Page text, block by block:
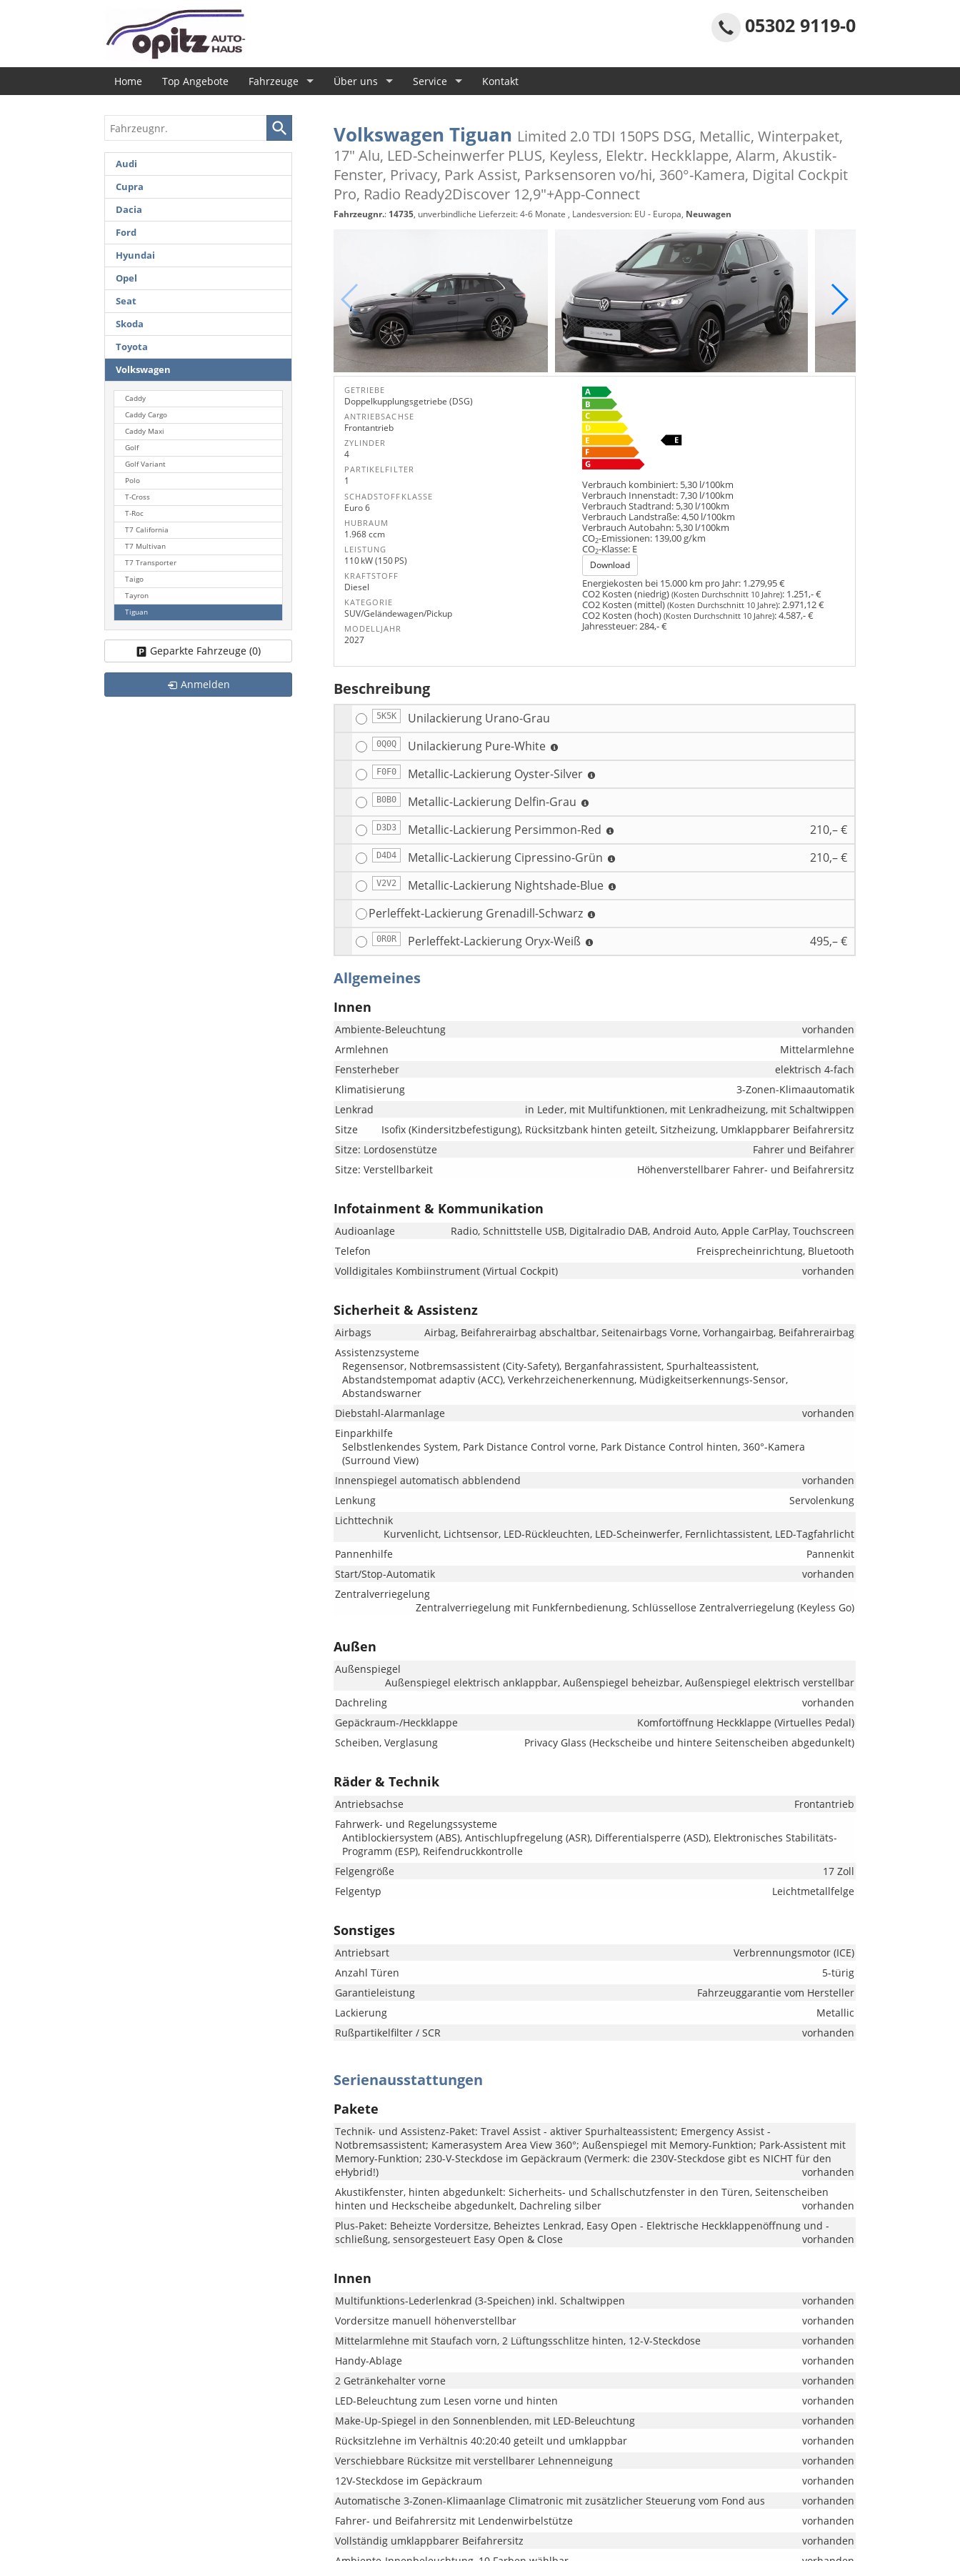
05302 9119-0
Home Top Angebote Fahrzeuge Über uns Service Kontakt
Volkswagen Tiguan Limited 2.0 TDI 150PS DSG, Metallic, Winterpaket,
17" Alu, LED-Scheinwerfer PLUS, Keyless, Elektr. Heckklappe, Alarm, Akustik-
Fenster, Privacy, Park Assist, Parksensoren vo/hi, 360°-Kamera, Digital Cockpit
Pro, Radio Ready2Discover 12,9"+App-Connect
Fahrzeugnr.: 14735, unverbindliche Lieferzeit: 4-6 Monate , Landesversion: EU - Europa, Neuwagen
GETRIEBE
Doppelkupplungsgetriebe (DSG)
ANTRIEBSACHSE
Frontantrieb
ZYLINDER
4
PARTIKELFILTER
1
SCHADSTOFFKLASSE
Euro 6
HUBRAUM
1.968 ccm
LEISTUNG
110 kW (150 PS)
KRAFTSTOFF
Diesel
KATEGORIE
SUV/Geländewagen/Pickup
MODELLJAHR
2027
Verbrauch kombiniert: 5,30 l/100km
Verbrauch Innenstadt:7,30 l/100km
Verbrauch Stadtrand: 5,30 l/100km
Verbrauch Landstraße:4,50 l/100km
Verbrauch Autobahn: 5,30 l/100km
CO2-Emissionen: 139,00 g/km
CO2-Klasse: E
Download
Energiekosten bei 15.000 km pro Jahr: 1.279,95 €
CO2 Kosten (niedrig)(Kosten Durchschnitt 10 Jahre): 1.251,- €
CO2 Kosten (mittel)(Kosten Durchschnitt 10 Jahre):2.971,12 €
CO2 Kosten (hoch)(Kosten Durchschnitt 10 Jahre):4.587,- €
Jahressteuer:284,- €
Beschreibung
5K5K Unilackierung Urano-Grau
0Q0Q Unilackierung Pure-White
F0F0 Metallic-Lackierung Oyster-Silver
B0B0 Metallic-Lackierung Delfin-Grau
D3D3 Metallic-Lackierung Persimmon-Red 210,– €
D4D4 Metallic-Lackierung Cipressino-Grün 210,– €
V2V2
Metallic-Lackierung Nightshade-Blue
Perleffekt-Lackierung Grenadill-Schwarz
0R0R Perleffekt-Lackierung Oryx-Weiß 495,– €
Allgemeines
Innen
Ambiente-Beleuchtung
vorhanden
Armlehnen
Mittelarmlehne
Fensterheber
elektrisch 4-fach
Klimatisierung
3-Zonen-Klimaautomatik
Lenkrad
in Leder, mit Multifunktionen, mit Lenkradheizung, mit Schaltwippen
Sitze
Isofix (Kindersitzbefestigung), Rücksitzbank hinten geteilt, Sitzheizung, Umklappbarer Beifahrersitz
Sitze: Lordosenstütze
Fahrer und Beifahrer
Sitze: Verstellbarkeit
Höhenverstellbarer Fahrer- und Beifahrersitz
Infotainment & Kommunikation
Audioanlage
Radio, Schnittstelle USB, Digitalradio DAB, Android Auto, Apple CarPlay, Touchscreen
Telefon
Freisprecheinrichtung, Bluetooth
Volldigitales Kombiinstrument (Virtual Cockpit)
vorhanden
Sicherheit & Assistenz
Airbags
Airbag, Beifahrerairbag abschaltbar, Seitenairbags Vorne, Vorhangairbag, Beifahrerairbag
Assistenzsysteme
Regensensor, Notbremsassistent (City-Safety), Berganfahrassistent, Spurhalteassistent,
Abstandstempomat adaptiv (ACC), Verkehrzeichenerkennung, Müdigkeitserkennungs-Sensor,
Abstandswarner
Diebstahl-Alarmanlage
vorhanden
Einparkhilfe
Selbstlenkendes System, Park Distance Control vorne, Park Distance Control hinten, 360°-Kamera
(Surround View)
Innenspiegel automatisch abblendend
vorhanden
Lenkung
Servolenkung
Lichttechnik
Kurvenlicht, Lichtsensor, LED-Rückleuchten, LED-Scheinwerfer, Fernlichtassistent, LED-Tagfahrlicht
Pannenhilfe
Pannenkit
Start/Stop-Automatik
vorhanden
Zentralverriegelung
Zentralverriegelung mit Funkfernbedienung, Schlüssellose Zentralverriegelung (Keyless Go)
Außen
Außenspiegel
Außenspiegel elektrisch anklappbar, Außenspiegel beheizbar, Außenspiegel elektrisch verstellbar
Dachreling
vorhanden
Gepäckraum-/Heckklappe
Komfortöffnung Heckklappe (Virtuelles Pedal)
Scheiben, Verglasung
Privacy Glass (Heckscheibe und hintere Seitenscheiben abgedunkelt)
Räder & Technik
Antriebsachse
Frontantrieb
Fahrwerk- und Regelungssysteme
Antiblockiersystem (ABS), Antischlupfregelung (ASR), Differentialsperre (ASD), Elektronisches Stabilitäts-
Programm (ESP), Reifendruckkontrolle
Felgengröße
17 Zoll
Felgentyp
Leichtmetallfelge
Sonstiges
Antriebsart
Verbrennungsmotor (ICE)
Anzahl Türen
5-türig
Garantieleistung
Fahrzeuggarantie vom Hersteller
Lackierung
Metallic
Rußpartikelfilter / SCR
vorhanden
Serienausstattungen
Pakete
Technik- und Assistenz-Paket: Travel Assist - aktiver Spurhalteassistent; Emergency Assist -
Notbremsassistent; Kamerasystem Area View 360°; Außenspiegel mit Memory-Funktion; Park-Assistent mit
Memory-Funktion; 230-V-Steckdose im Gepäckraum (Vermerk: die 230V-Steckdose gibt es NICHT für den
eHybrid!)
vorhanden
Akustikfenster, hinten abgedunkelt: Sicherheits- und Schallschutzfenster in den Türen, Seitenscheiben
hinten und Heckscheibe abgedunkelt, Dachreling silber
vorhanden
Plus-Paket: Beheizte Vordersitze, Beheiztes Lenkrad, Easy Open - Elektrische Heckklappenöffnung und -
schließung, sensorgesteuert Easy Open & Close
vorhanden
Innen
Multifunktions-Lederlenkrad (3-Speichen) inkl. Schaltwippen
vorhanden
Vordersitze manuell höhenverstellbar
vorhanden
Mittelarmlehne mit Staufach vorn, 2 Lüftungsschlitze hinten, 12-V-Steckdose
vorhanden
Handy-Ablage
vorhanden
2 Getränkehalter vorne
vorhanden
LED-Beleuchtung zum Lesen vorne und hinten
vorhanden
Make-Up-Spiegel in den Sonnenblenden, mit LED-Beleuchtung
vorhanden
Rücksitzlehne im Verhältnis 40:20:40 geteilt und umklappbar
vorhanden
Verschiebbare Rücksitze mit verstellbarer Lehnenneigung
vorhanden
12V-Steckdose im Gepäckraum
vorhanden
Automatische 3-Zonen-Klimaanlage Climatronic mit zusätzlicher Steuerung vom Fond aus
vorhanden
Fahrer- und Beifahrersitz mit Lendenwirbelstütze
vorhanden
Vollständig umklappbarer Beifahrersitz
vorhanden
Fahrzeugnr.
Audi
Cupra
Dacia
Ford
Hyundai
Opel
Seat
Skoda
Toyota
Volkswagen
Caddy
Caddy Cargo
Caddy Maxi
Golf
Golf Variant
Polo
T-Cross
T-Roc
T7 California
T7 Multivan
T7 Transporter
Taigo
Tayron
Tiguan
Geparkte Fahrzeuge (0)
Anmelden